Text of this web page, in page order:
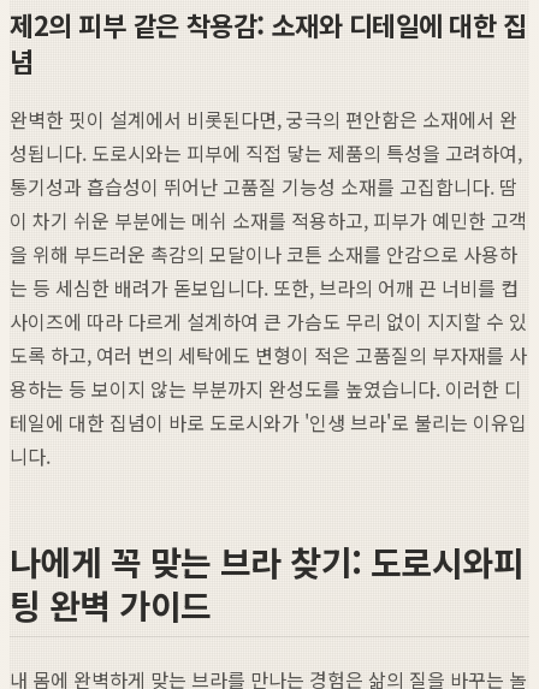
제2의 피부 같은 착용감: 소재와 디테일에 대한 집
념
완벽한 핏이 설계에서 비롯된다면, 궁극의 편안함은 소재에서 완
성됩니다. 도로시와는 피부에 직접 닿는 제품의 특성을 고려하여,
통기성과 흡습성이 뛰어난 고품질 기능성 소재를 고집합니다. 땀
이 차기 쉬운 부분에는 메쉬 소재를 적용하고, 피부가 예민한 고객
을 위해 부드러운 촉감의 모달이나 코튼 소재를 안감으로 사용하
는 등 세심한 배려가 돋보입니다. 또한, 브라의 어깨 끈 너비를 컵
사이즈에 따라 다르게 설계하여 큰 가슴도 무리 없이 지지할 수 있
도록 하고, 여러 번의 세탁에도 변형이 적은 고품질의 부자재를 사
용하는 등 보이지 않는 부분까지 완성도를 높였습니다. 이러한 디
테일에 대한 집념이 바로 도로시와가 '인생 브라'로 불리는 이유입
니다.
나에게 꼭 맞는 브라 찾기: 도로시와피
팅 완벽 가이드
내 몸에 완벽하게 맞는 브라를 만나는 경험은 삶의 질을 바꾸는 놀